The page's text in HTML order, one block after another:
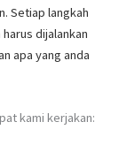
Setiap langkah
dijalankan
apa yang anda
kami kerjakan: